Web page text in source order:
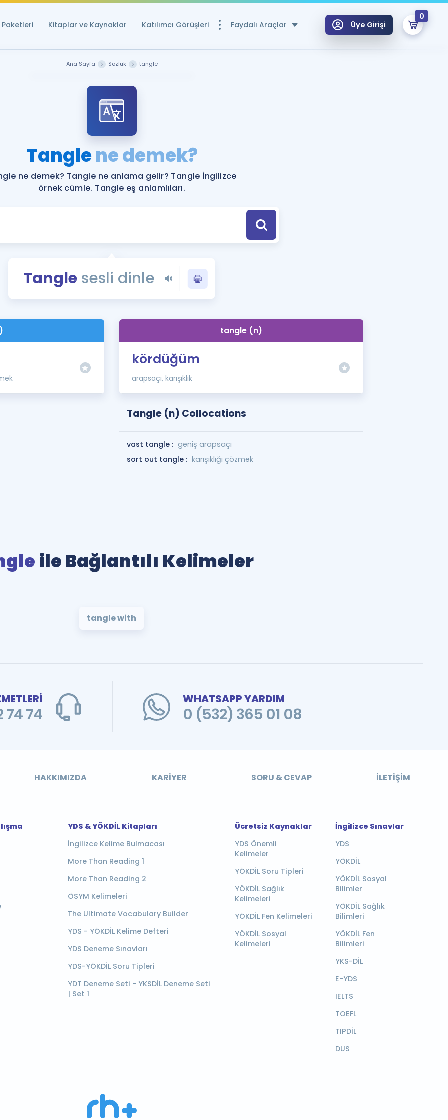
Paketleri Kitaplar ve Kaynaklar Katılımcı Görüşleri Faydalı Araçlar
YDS ve YÖKDİL Puan Hesaplama Aracı
Rehberlik Aracı
YDS ve YÖKDİL'e Hazırlananlar için Öneriler
Tüm ÖSYM Sınavları Tek Takvimde
YDS - YÖKDİL Tüm Sınavlarla İlgili Haberler
İngilizce Gramer
Üye Girişi
0
Ana Sayfa Sözlük tangle
Tanglene demek?
ne demek? Tangle ne anlama gelir? Tangle İngilizce
örnek cümle. Tangle eş anlamlıları.
Tanglesesli dinle
tangle (n)
kördüğüm
arapsaçı, karışıklık
Tangle (n) Collocations
vast tangle : geniş arapsaçı
sort out tangle : karışıklığı çözmek
ile Bağlantılı Kelimeler
tangle with
74
WHATSAPP YARDIM
0 (532) 365 01 08
HAKKIMIZDA KARIYER SORU & CEVAP İLETIŞIM
YDS & YÖKDİL Kitapları
İngilizce Kelime Bulmacası
More Than Reading 1
More Than Reading 2
ÖSYM Kelimeleri
The Ultimate Vocabulary Builder
YDS - YÖKDİL Kelime Defteri
YDS Deneme Sınavları
YDS-YÖKDİL Soru Tipleri
YDT Deneme Seti - YKSDİL Deneme Seti
| Set 1
Ücretsiz Kaynaklar
YDS Önemli
Kelimeler
YÖKDİL Soru Tipleri
YÖKDİL Sağlık
Kelimeleri
YÖKDİL Fen Kelimeleri
YÖKDİL Sosyal
Kelimeleri
İngilizce Sınavlar
YDS
YÖKDİL
YÖKDİL Sosyal
Bilimler
YÖKDİL Sağlık
Bilimleri
YÖKDİL Fen
Bilimleri
YKS-DİL
E-YDS
IELTS
TOEFL
TIPDİL
DUS